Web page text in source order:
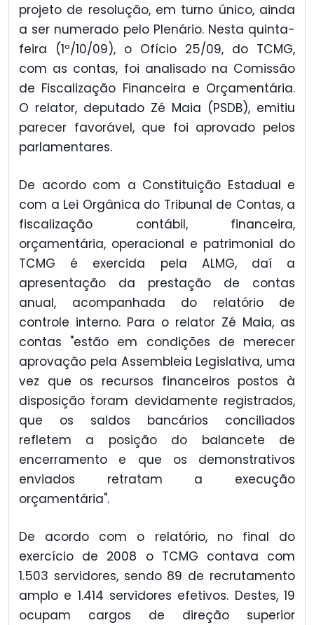
projeto de resolução, em turno único, ainda
a ser numerado pelo Plenário. Nesta quinta-
feira (1º/10/09), o Ofício 25/09, do TCMG,
com as contas, foi analisado na Comissão
de Fiscalização Financeira e Orçamentária.
O relator, deputado Zé Maia (PSDB), emitiu
parecer favorável, que foi aprovado pelos
parlamentares.
De acordo com a Constituição Estadual e
com a Lei Orgânica do Tribunal de Contas, a
fiscalização contábil, financeira,
orçamentária, operacional e patrimonial do
TCMG é exercida pela ALMG, daí a
apresentação da prestação de contas
anual, acompanhada do relatório de
controle interno. Para o relator Zé Maia, as
contas "estão em condições de merecer
aprovação pela Assembleia Legislativa, uma
vez que os recursos financeiros postos à
disposição foram devidamente registrados,
que os saldos bancários conciliados
refletem a posição do balancete de
encerramento e que os demonstrativos
enviados retratam a execução
orçamentária".
De acordo com o relatório, no final do
exercício de 2008 o TCMG contava com
1.503 servidores, sendo 89 de recrutamento
amplo e 1.414 servidores efetivos. Destes, 19
ocupam cargos de direção superior